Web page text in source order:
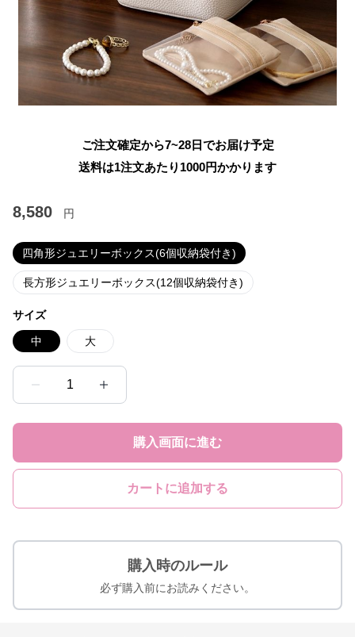
ご注文確定から7~28日でお届け予定
送料は1注文あたり 1000円かかります
8,580 円
四角形ジュエリーボックス(6個収納袋付き)
長方形ジュエリーボックス(12個収納袋付き)
サイズ
中 大
1
購入画面に進む
カートに追加する
購入時のルール
必ず購入前にお読みください。